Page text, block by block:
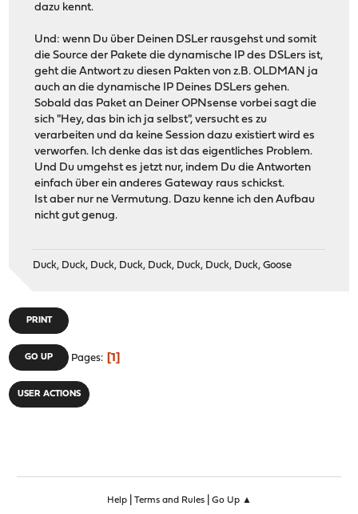
dazu kennt.
Und: wenn Du über Deinen DSLer rausgehst und somit
die Source der Pakete die dynamische IP des DSLers ist,
geht die Antwort zu diesen Pakten von z.B. OLDMAN ja
auch an die dynamische IP Deines DSLers gehen.
Sobald das Paket an Deiner OPNsense vorbei sagt die
sich "Hey, das bin ich ja selbst", versucht es zu
verarbeiten und da keine Session dazu existiert wird es
verworfen. Ich denke das ist das eigentliches Problem.
Und Du umgehst es jetzt nur, indem Du die Antworten
einfach über ein anderes Gateway raus schickst.
Ist aber nur ne Vermutung. Dazu kenne ich den Aufbau
nicht gut genug.
Duck, Duck, Duck, Duck, Duck, Duck, Duck, Duck, Goose
PRINT
GO UP Pages 1
USER ACTIONS
Help| Terms and Rules| Go Up ▲